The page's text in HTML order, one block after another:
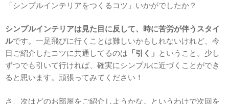
「シンプルインテリアをつくるコツ」いかがでしたか？
シンプルインテリアは見た目に反して、時に苦労が伴うスタイ
ルです。一足飛びに行くことは難しいかもしれないけれど、今
日ご紹介したコツに共通してるのは 「引く」 ということ。少し
ずつでも引いて行ければ、確実にシンプルに近づくことができ
ると思います。頑張ってみてください！
さ、次はどのお部屋をご紹介しようかな。というわけで次回を